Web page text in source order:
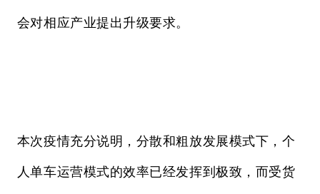
会对相应产业提出升级要求。
本次疫情充分说明，分散和粗放发展模式下，个
人单车运营模式的效率已经发挥到极致，而受货